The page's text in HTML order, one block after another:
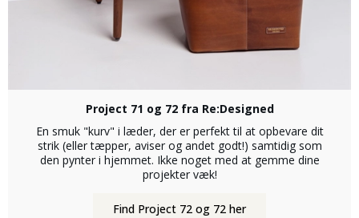
Project 71 og 72 fra Re:Designed
En smuk "kurv" i læder, der er perfekt til at opbevare dit
strik (eller tæpper, aviser og andet godt!) samtidig som
den pynter i hjemmet. Ikke noget med at gemme dine
projekter væk!
Find Project 72 og 72 her